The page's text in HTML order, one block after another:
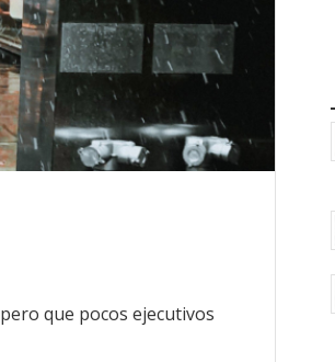
que pocos ejecutivos